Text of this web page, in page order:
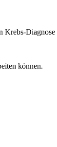
Krebs-
können.